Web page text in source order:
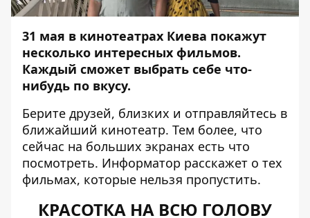
31 мая в кинотеатрах Киева покажут
несколько интересных фильмов.
Каждый сможет выбрать себе что-
нибудь по вкусу.
Берите друзей, близких и отправляйтесь в
ближайший кинотеатр. Тем более, что
сейчас на больших экранах есть что
посмотреть. Информатор расскажет о тех
фильмах, которые нельзя пропустить.
КРАСОТКА НА ВСЮ ГОЛОВУ